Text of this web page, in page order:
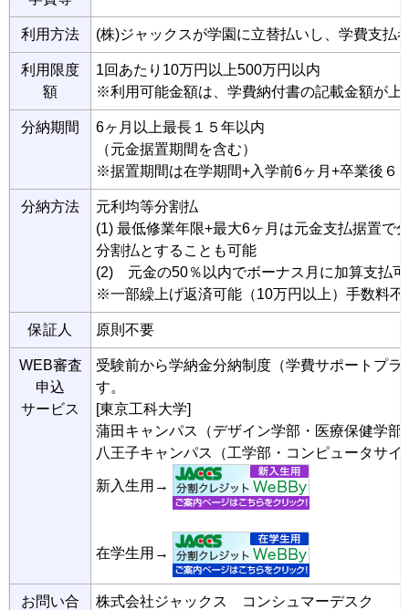
利用方法 (株)ジャックスが学園に立替払いし、学費支払
利用限度
額
1回あたり10万円以上500万円以内
※利用可能金額は、学費納付書の記載金額が上
分納期間
6ヶ月以上最長１５年以内
（元金据置期間を含む）
※据置期間は在学期間+入学前6ヶ月+卒業後６
分納方法
元利均等分割払
(1) 最低修業年限+最大6ヶ月は元金支払据置で
分割払とすることも可能
(2) 元金の50％以内でボーナス月に加算支払
※一部繰上げ返済可能（10万円以上）手数料不
保証人 原則不要
WEB審査
申込
サービス
受験前から学納金分納制度（学費サポートプ
す。
[東京工科大学]
蒲田キャンパス（デザイン学部・医療保健学部
八王子キャンパス（工学部・コンピュータサ
新入生用→
在学生用→
お問い合
株式会社ジャックス コンシュマーデスク